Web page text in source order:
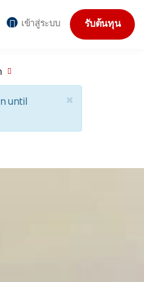
รับต้นทุน
เข้าสู่ระบบ
×
until